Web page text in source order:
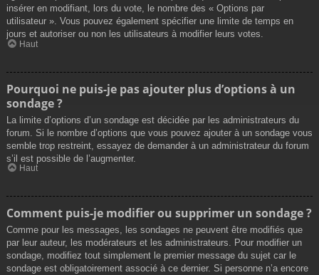
insérer en modifiant, lors du vote, le nombre des « Options par
utilisateur ». Vous pouvez également spécifier une limite de temps en
jours et autoriser ou non les utilisateurs à modifier leurs votes.
Haut
Pourquoi ne puis-je pas ajouter plus d’options à un
sondage ?
La limite d’options d’un sondage est décidée par les administrateurs du
forum. Si le nombre d’options que vous pouvez ajouter à un sondage vous
semble trop restreint, essayez de demander à un administrateur du forum
s’il est possible de l’augmenter.
Haut
Comment puis-je modifier ou supprimer un sondage ?
Comme pour les messages, les sondages ne peuvent être modifiés que
par leur auteur, les modérateurs et les administrateurs. Pour modifier un
sondage, modifiez tout simplement le premier message du sujet car le
sondage est obligatoirement associé à ce dernier. Si personne n’a encore